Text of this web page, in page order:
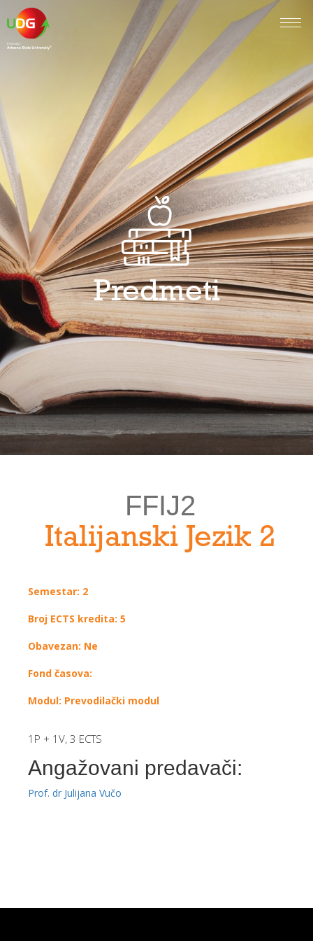
Predmeti
FFIJ2
Italijanski Jezik 2
Semestar: 2
Broj ECTS kredita: 5
Obavezan: Ne
Fond časova:
Modul: Prevodilački modul
1P + 1V, 3 ECTS
Angažovani predavači:
Prof. dr Julijana Vučo